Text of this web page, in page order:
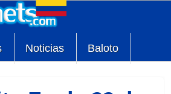
Noticias Baloto